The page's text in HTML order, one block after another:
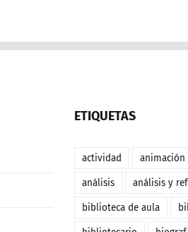
ETIQUETAS
actividad animación
análisis análisis y
biblioteca de aula